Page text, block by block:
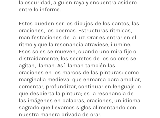
la oscuridad, alguien raya y encuentra asidero
entre lo informe.
Estos pueden ser los dibujos de los cantos, las
oraciones, los poemas. Estructuras rítmicas,
manifestaciones de la luz. Orar es entrar en el
ritmo y que la resonancia atraviese, ilumine.
Esos soles se mueven, cuando uno mira fijo o
distraídamente, los secretos de los colores se
agitan, llaman. Así llaman también las
oraciones en los marcos de las pinturas: como
marginalia medieval que enmarca para ampliar,
comentar, profundizar, continuar en lenguaje lo
que despierta la pintura; es la resonancia de
las imágenes en palabras, oraciones, un idioma
sagrado que llevamos siglos alimentando con
nuestra manera privada de orar.